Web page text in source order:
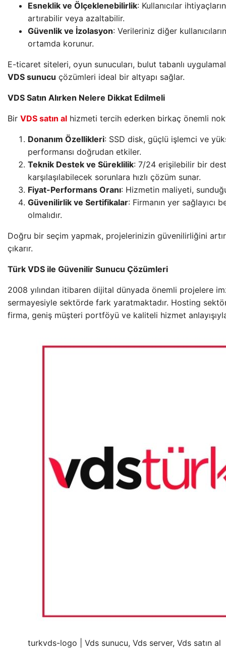
Esneklik ve Ölçeklenebilirlik: Kullanıcılar
artırabilir veya azaltabilir.
Güvenlik ve İzolasyon: Verileriniz diğer
ortamda korunur.
E-ticaret siteleri, oyun sunucuları, bulut tabanlı
VDS sunucu çözümleri ideal bir altyapı sağlar.
VDS Satın Alırken Nelere Dikkat Edilmeli
Bir VDS satın al hizmeti tercih ederken birkaç önemli
Donanım Özellikleri: SSD disk, güçlü işlemci ve
performansı doğrudan etkiler.
Teknik Destek ve Süreklilik: 7/24 erişilebilir bir
karşılaşılabilecek sorunlara hızlı çözüm sunar.
Fiyat-Performans Oranı: Hizmetin maliyeti,
Güvenilirlik ve Sertifikalar: Firmanın yer sağlayıcı
olmalıdır.
Doğru bir seçim yapmak, projelerinizin güvenilirliğini
çıkarır.
Türk VDS ile Güvenilir Sunucu Çözümleri
2008 yılından itibaren dijital dünyada önemli projelere
sermayesiyle sektörde fark yaratmaktadır. Hosting
firma, geniş müşteri portföyü ve kaliteli hizmet
turkvds-logo | Vds sunucu, Vds server, Vds satın al